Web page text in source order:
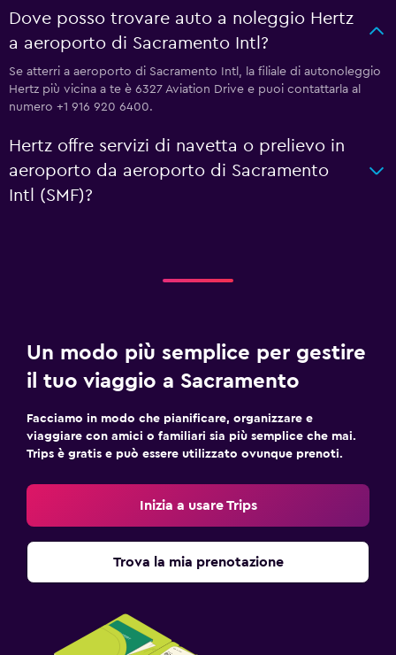
Dove posso trovare auto a noleggio Hertz
a aeroporto di Sacramento Intl?
Se atterri a aeroporto di Sacramento Intl, la filiale di autonoleggio
Hertz più vicina a te è 6327 Aviation Drive e puoi contattarla al
numero +1 916 920 6400.
Hertz offre servizi di navetta o prelievo in
aeroporto da aeroporto di Sacramento
Intl (SMF)?
Un modo più semplice per gestire
il tuo viaggio a Sacramento
Facciamo in modo che pianificare, organizzare e
viaggiare con amici o familiari sia più semplice che mai.
Trips è gratis e può essere utilizzato ovunque prenoti.
Inizia a usare Trips
Trova la mia prenotazione